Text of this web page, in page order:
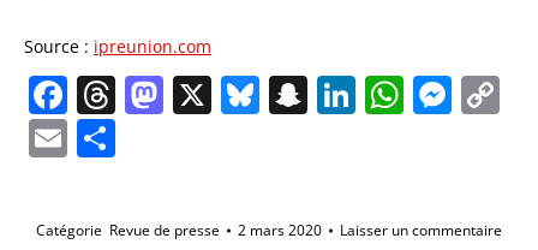
Source : ipreunion.com
Facebook
Threads
Mastodon
X Bluesky
Snapchat
LinkedIn
Email
Catégorie Revue de presse 2 mars 2020 Laisser un commentaire